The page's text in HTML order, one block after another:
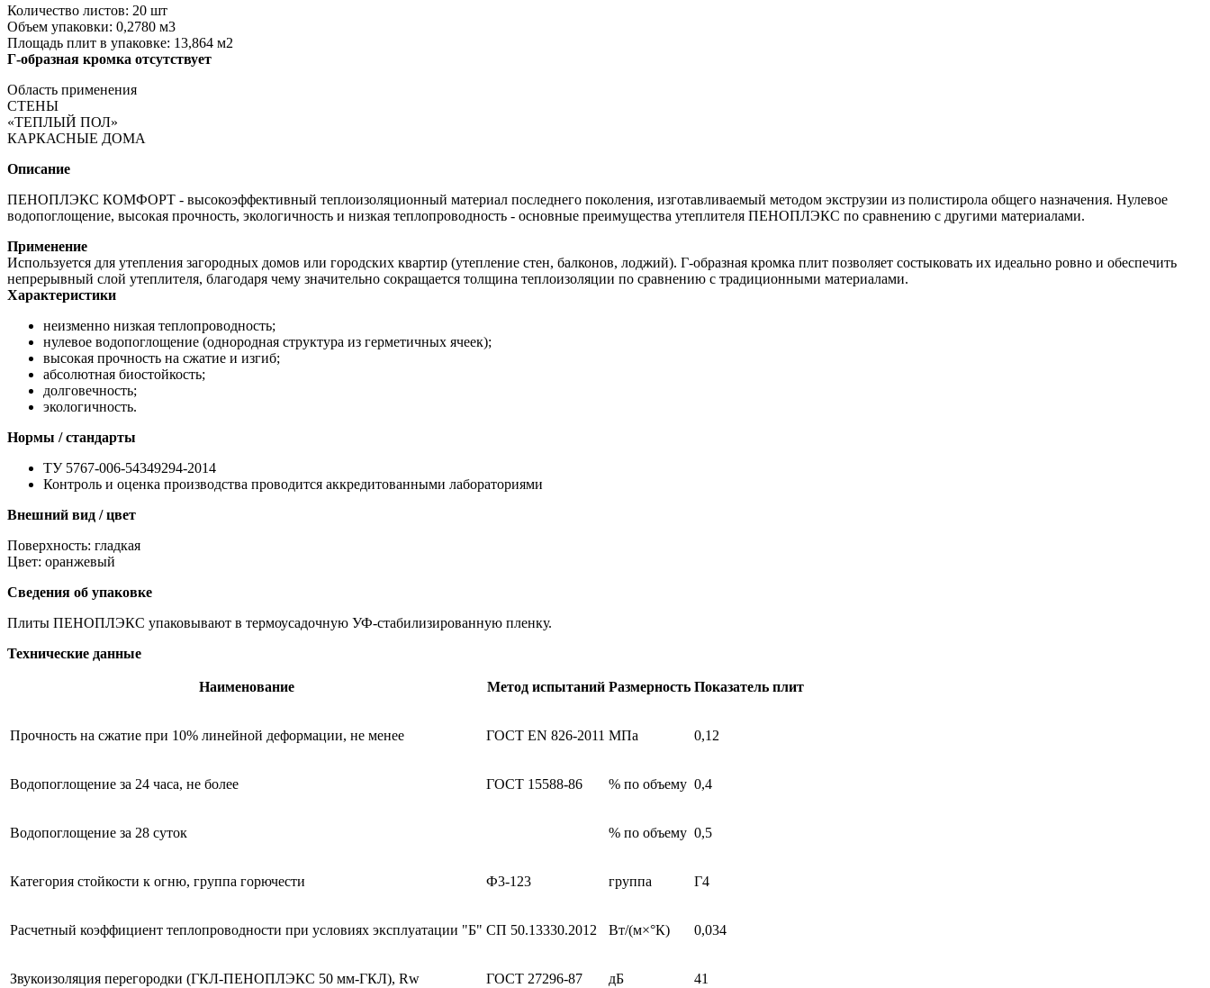
Количество листов: 20 шт
Объем упаковки: 0,2780 м3
Площадь плит в упаковке: 13,864 м2
Г-образная кромка отсутствует
Область применения
СТЕНЫ
«ТЕПЛЫЙ ПОЛ»
КАРКАСНЫЕ ДОМА
Описание
ПЕНОПЛЭКС КОМФОРТ - высокоэффективный теплоизоляционный материал последнего поколения, изготавливаемый методом экструзии из полистирола общего назначения. Нулевое
водопоглощение, высокая прочность, экологичность и низкая теплопроводность - основные преимущества утеплителя ПЕНОПЛЭКС по сравнению с другими материалами.
Применение
Используется для утепления загородных домов или городских квартир (утепление стен, балконов, лоджий). Г-образная кромка плит позволяет состыковать их идеально ровно и обеспечить
непрерывный слой утеплителя, благодаря чему значительно сокращается толщина теплоизоляции по сравнению с традиционными материалами.
Характеристики
неизменно низкая теплопроводность;
нулевое водопоглощение (однородная структура из герметичных ячеек);
высокая прочность на сжатие и изгиб;
абсолютная биостойкость;
долговечность;
экологичность.
Нормы / стандарты
ТУ 5767-006-54349294-2014
Контроль и оценка производства проводится аккредитованными лабораториями
Внешний вид / цвет
Поверхность: гладкая
Цвет: оранжевый
Сведения об упаковке
Плиты ПЕНОПЛЭКС упаковывают в термоусадочную УФ-стабилизированную пленку.
Технические данные
Наименование Метод испытаний Размерность Показатель плит
Прочность на сжатие при 10% линейной деформации, не менее ГОСТ EN 826-2011 МПа 0,12
Водопоглощение за 24 часа, не более ГОСТ 15588-86 % по объему 0,4
Водопоглощение за 28 суток % по объему 0,5
Категория стойкости к огню, группа горючести Ф3-123 группа Г4
Расчетный коэффициент теплопроводности при условиях эксплуатации "Б" СП 50.13330.2012 Вт/(м×°К) 0,034
Звукоизоляция перегородки (ГКЛ-ПЕНОПЛЭКС 50 мм-ГКЛ), Rw ГОСТ 27296-87 дБ 41